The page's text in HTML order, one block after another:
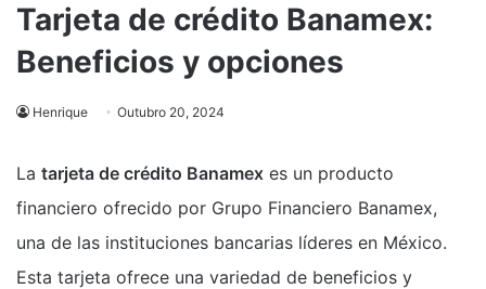
Tarjeta de crédito Banamex:
Beneficios y opciones
Henrique Outubro 20, 2024
La tarjeta de crédito Banamex es un producto
financiero ofrecido por Grupo Financiero Banamex,
una de las instituciones bancarias líderes en México.
Esta tarjeta ofrece una variedad de beneficios y